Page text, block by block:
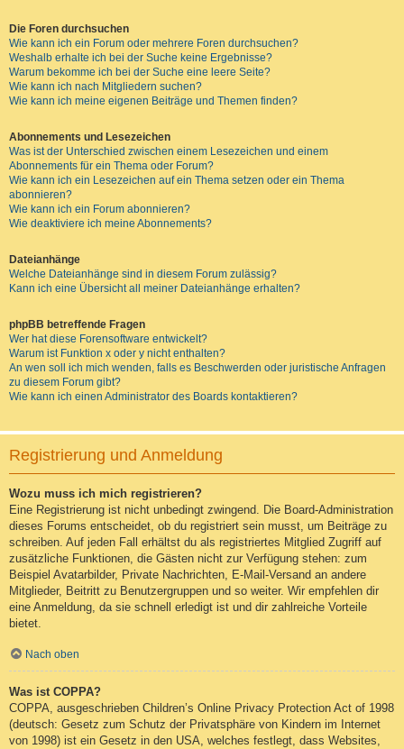
Die Foren durchsuchen
Wie kann ich ein Forum oder mehrere Foren durchsuchen?
Weshalb erhalte ich bei der Suche keine Ergebnisse?
Warum bekomme ich bei der Suche eine leere Seite?
Wie kann ich nach Mitgliedern suchen?
Wie kann ich meine eigenen Beiträge und Themen finden?
Abonnements und Lesezeichen
Was ist der Unterschied zwischen einem Lesezeichen und einem
Abonnements für ein Thema oder Forum?
Wie kann ich ein Lesezeichen auf ein Thema setzen oder ein Thema
abonnieren?
Wie kann ich ein Forum abonnieren?
Wie deaktiviere ich meine Abonnements?
Dateianhänge
Welche Dateianhänge sind in diesem Forum zulässig?
Kann ich eine Übersicht all meiner Dateianhänge erhalten?
phpBB betreffende Fragen
Wer hat diese Forensoftware entwickelt?
Warum ist Funktion x oder y nicht enthalten?
An wen soll ich mich wenden, falls es Beschwerden oder juristische Anfragen
zu diesem Forum gibt?
Wie kann ich einen Administrator des Boards kontaktieren?
Registrierung und Anmeldung
Wozu muss ich mich registrieren?
Eine Registrierung ist nicht unbedingt zwingend. Die Board-Administration
dieses Forums entscheidet, ob du registriert sein musst, um Beiträge zu
schreiben. Auf jeden Fall erhältst du als registriertes Mitglied Zugriff auf
zusätzliche Funktionen, die Gästen nicht zur Verfügung stehen: zum
Beispiel Avatarbilder, Private Nachrichten, E-Mail-Versand an andere
Mitglieder, Beitritt zu Benutzergruppen und so weiter. Wir empfehlen dir
eine Anmeldung, da sie schnell erledigt ist und dir zahlreiche Vorteile
bietet.
Nach oben
Was ist COPPA?
COPPA, ausgeschrieben Children’s Online Privacy Protection Act of 1998
(deutsch: Gesetz zum Schutz der Privatsphäre von Kindern im Internet
von 1998) ist ein Gesetz in den USA, welches festlegt, dass Websites,